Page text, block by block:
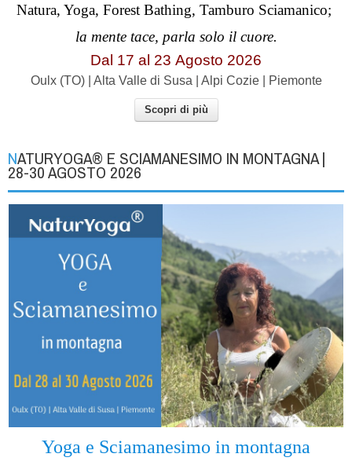
Natura, Yoga, Forest Bathing, Tamburo Sciamanico;
la mente tace, parla solo il cuore.
Dal 17 al 23 Agosto 2026
Oulx (TO) | Alta Valle di Susa | Alpi Cozie | Piemonte
Scopri di più
NATURYOGA® E SCIAMANESIMO IN MONTAGNA |
28-30 AGOSTO 2026
Yoga e Sciamanesimo in montagna